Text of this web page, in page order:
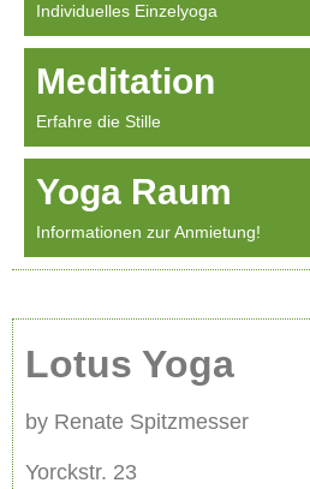
Individuelles Einzelyoga
Meditation
Erfahre die Stille
Yoga Raum
Informationen zur Anmietung!
Lotus Yoga
by Renate Spitzmesser
Yorckstr. 23